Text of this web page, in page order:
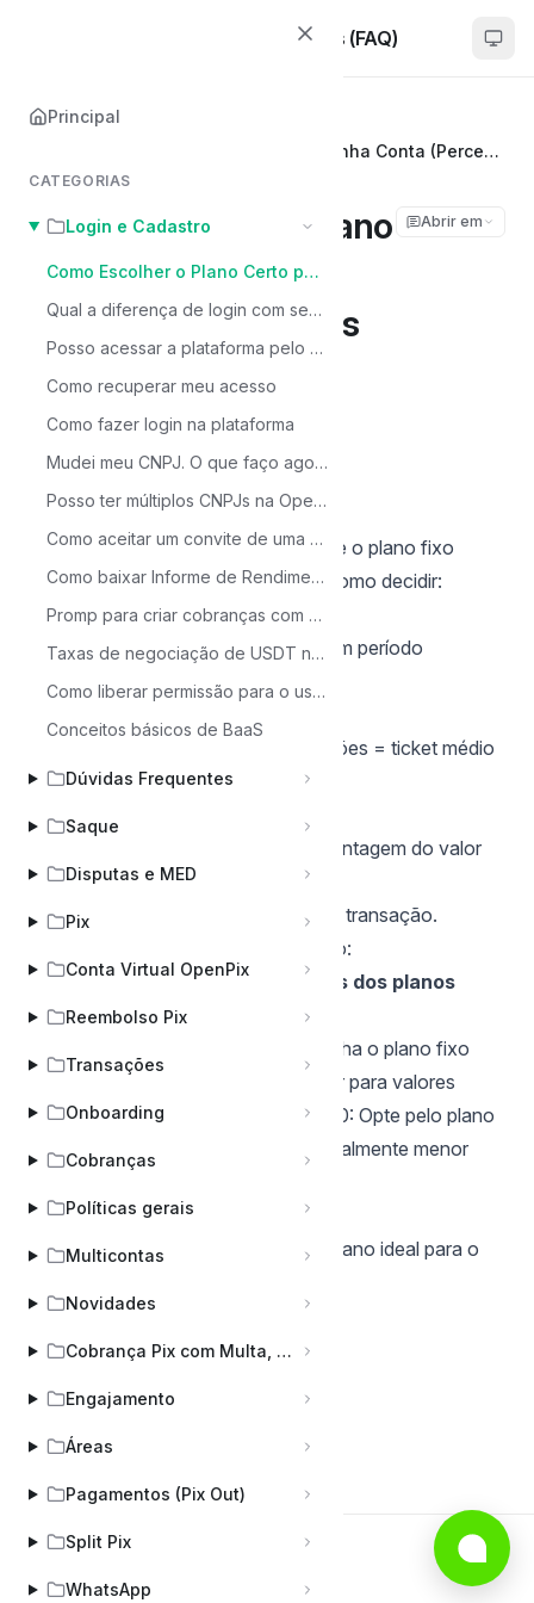
Woovi | Dúvidas Frequentes (FAQ)
Principal
CATEGORIAS
Login e Cadastro
Como Escolher o Plano Certo para Minha Conta (Percentual vs Fixo)?
Qual a diferença de login com senha, login via Google ou login por link mágico?
Posso acessar a plataforma pelo celular?
Como recuperar meu acesso
Como fazer login na plataforma
Mudei meu CNPJ. O que faço agora?
Posso ter múltiplos CNPJs na OpenPix?
Como aceitar um convite de uma empresa
Como baixar Informe de Rendimento?
Promp para criar cobranças com split para subcontas (IA/Lovable)
Taxas de negociação de USDT na Woovi
Como liberar permissão para o usuário
Conceitos básicos de BaaS
Dúvidas Frequentes
Saque
Disputas e MED
Pix
Conta Virtual OpenPix
Reembolso Pix
Transações
Onboarding
Cobranças
Políticas gerais
Multicontas
Novidades
Cobrança Pix com Multa, Juros e Desconto (COBV)
Engajamento
Áreas
Pagamentos (Pix Out)
Split Pix
WhatsApp
Principal
Como Escolher o Plano Certo para Minha Conta (Percentual vs Fixo)?
Como Escolher o Plano
Certo para Minha
Conta (Percentual vs
Fixo)?
Abrir em
Sibelius Seraphini
Última atualização em Jan 8, 2026
Escolher entre um plano percentual e o plano fixo
depende do seu ticket médio. Veja como decidir:
1. Calcule Seu Ticket Médio:
Some o valor total das vendas em um período
específico.
Exemplo: R$12.000 em 100 transações = ticket médio
de R$120.
2. Compare os Planos:
Plano Percentual: Taxa é uma porcentagem do valor
da transação.
Plano Fixo: Taxa é um valor fixo por transação.
3. Decida com Base no Ticket Médio:
Atualmente com base nos preços dos planos
sugerimos o seguinte:
Ticket médio acima de R$120: Escolha o plano fixo
(custo previsível e geralmente menor para valores
altos). Ticket médio abaixo de R$120: Opte pelo plano
percentual (custo proporcional e geralmente menor
| Consulte os planos aqui
Use esses passos para escolher o plano ideal para o
Voltar para Login e Cadastro